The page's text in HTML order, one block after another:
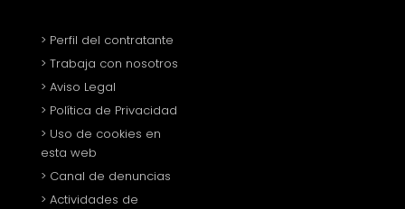
> Perfil del contratante
> Trabaja con nosotros
> Aviso Legal
> Política de Privacidad
> Uso de cookies en
esta web
> Canal de denuncias
> Actividades de